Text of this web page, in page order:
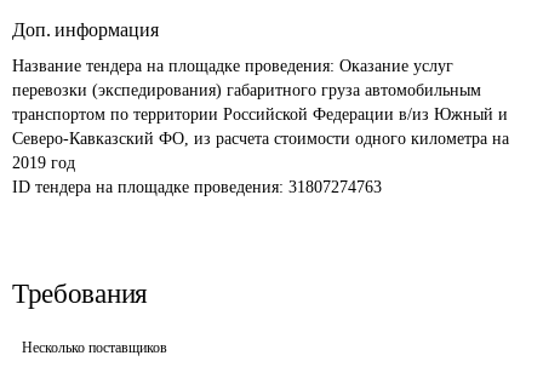
Доп. информация
Название тендера на площадке проведения: Оказание услуг
перевозки (экспедирования) габаритного груза автомобильным
транспортом по территории Российской Федерации в/из Южный и
Северо-Кавказский ФО, из расчета стоимости одного километра на
2019 год
ID тендера на площадке проведения: 31807274763
Требования
Несколько поставщиков